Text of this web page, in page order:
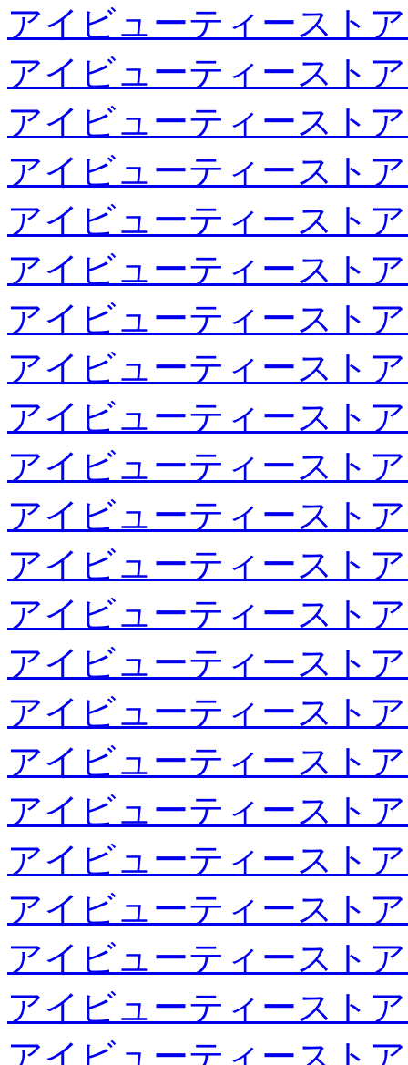
アイビューティースト
アイビューティースト
アイビューティースト
アイビューティースト
アイビューティースト
アイビューティースト
アイビューティースト
アイビューティースト
アイビューティースト
アイビューティースト
アイビューティースト
アイビューティースト
アイビューティースト
アイビューティースト
アイビューティースト
アイビューティースト
アイビューティースト
アイビューティースト
アイビューティースト
アイビューティースト
アイビューティースト
アイビューティースト